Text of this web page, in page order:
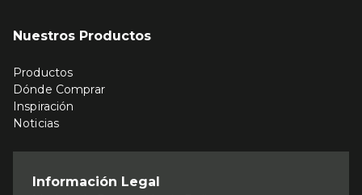
Nuestros Productos
Productos
Dónde Comprar
Inspiración
Noticias
Información Legal